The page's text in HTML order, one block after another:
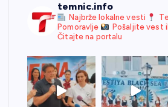
temnic.info
Najbrže lokalne vesti
Pomoravlje
Pošaljite vest
Čitajte na portalu